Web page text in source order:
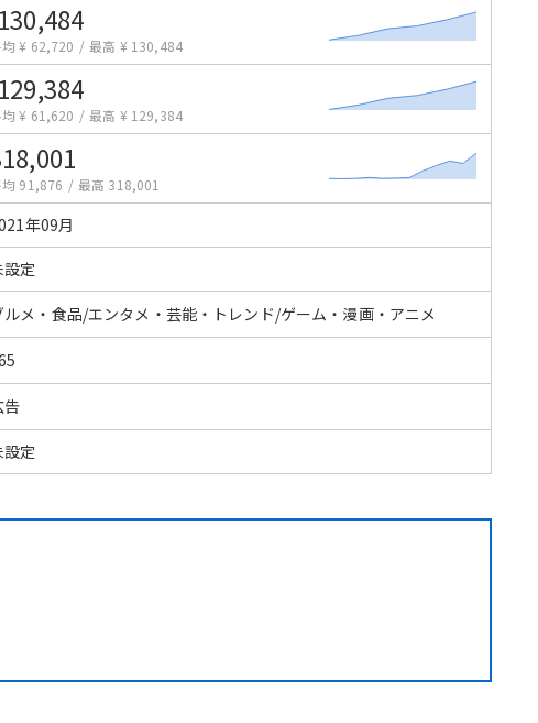
130,484
¥ 62,720 / 最高 ¥ 130,484
129,384
¥ 61,620 / 最高 ¥ 129,384
91,876 / 最高 318,001
年09月
設定
ルメ・食品/エンタメ・芸能・トレンド/ゲーム・漫画・アニメ
告
設定